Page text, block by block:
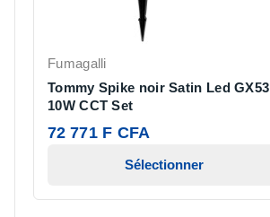
Fumagalli
Tommy Spike noir Satin Led GX53
10W CCT Set
72 771 F CFA
Sélectionner